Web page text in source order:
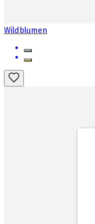
Wildblumen